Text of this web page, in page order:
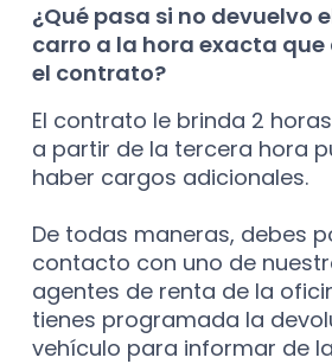
¿Qué pasa si no devuelvo
carro a la hora exacta que
el contrato?
El contrato le brinda 2
a partir de la tercera hora
haber cargos adicionales.
De todas maneras, debes
contacto con uno de
agentes de renta de la
tienes programada la
vehículo para informar de